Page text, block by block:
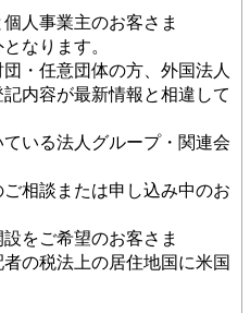
人事業主のお客さま
なります。
任意団体の方、外国法人
容が最新情報と相違して
いる法人グループ・関連会
相談または申し込み中のお
をご希望のお客さま
税法上の居住地国に米国